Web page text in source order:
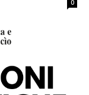
0